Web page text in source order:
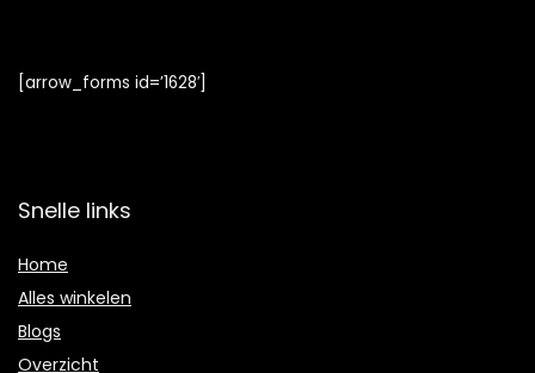
[arrow_forms id=’1628′]
Snelle links
Home
Alles winkelen
Blogs
Overzicht